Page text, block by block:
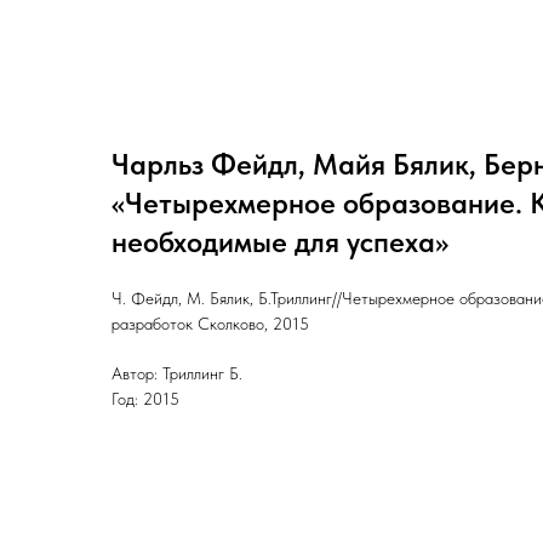
Чарльз Фейдл, Майя Бялик,
«Четырехмерное образование.
необходимые для успеха»
Ч. Фейдл, М. Бялик, Б.Триллинг//Четырехмерное
разработок Сколково, 2015
Автор: Триллинг Б.
Год: 2015